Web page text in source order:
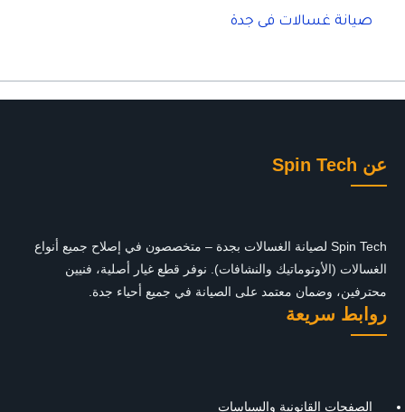
صيانة غسالات فى جدة
عن Spin Tech
Spin Tech لصيانة الغسالات بجدة – متخصصون في إصلاح جميع أنواع
الغسالات (الأوتوماتيك والنشافات). نوفر قطع غيار أصلية، فنيين
محترفين، وضمان معتمد على الصيانة في جميع أحياء جدة.
روابط سريعة
الصفحات القانونية والسياسات